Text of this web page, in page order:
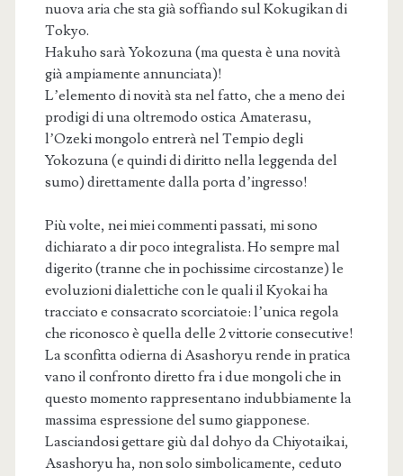
nuova aria che sta già soffiando sul Kokugikan di
Tokyo.
Hakuho sarà Yokozuna (ma questa è una novità
già ampiamente annunciata)!
L’elemento di novità sta nel fatto, che a meno dei
prodigi di una oltremodo ostica Amaterasu,
l’Ozeki mongolo entrerà nel Tempio degli
Yokozuna (e quindi di diritto nella leggenda del
sumo) direttamente dalla porta d’ingresso!
Più volte, nei miei commenti passati, mi sono
dichiarato a dir poco integralista. Ho sempre mal
digerito (tranne che in pochissime circostanze) le
evoluzioni dialettiche con le quali il Kyokai ha
tracciato e consacrato scorciatoie: l’unica regola
che riconosco è quella delle 2 vittorie consecutive!
La sconfitta odierna di Asashoryu rende in pratica
vano il confronto diretto fra i due mongoli che in
questo momento rappresentano indubbiamente la
massima espressione del sumo giapponese.
Lasciandosi gettare giù dal dohyo da Chiyotaikai,
Asashoryu ha, non solo simbolicamente, ceduto